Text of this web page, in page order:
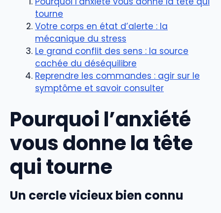
tourne
Votre corps en état d’alerte : la
mécanique du stress
Le grand conflit des sens : la source
cachée du déséquilibre
Reprendre les commandes : agir sur le
symptôme et savoir consulter
Pourquoi l’anxiété
vous donne la tête
qui tourne
Un cercle vicieux bien connu